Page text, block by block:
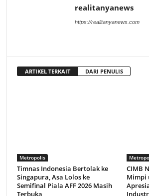
realitanyanews
https://realitanyanews.com
ARTIKEL TERKAIT DARI PENULIS
Metropolis
Timnas Indonesia Bertolak ke
Singapura, Asa Lolos ke
Semifinal Piala AFF 2026 Masih
Terbuka
CIMB
Mimpi